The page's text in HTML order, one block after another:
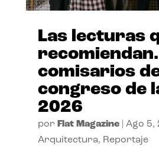
Las lecturas
comisarios
congreso de
2026
por Flat Magazine| Ago 5,
Arquitectura, Reportaje